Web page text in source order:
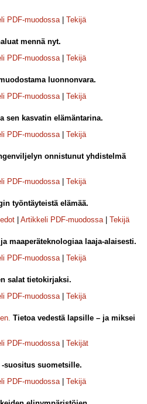
PDF-muodossa| Tekijä
mennä nyt.
PDF-muodossa| Tekijä
luonnonvara.
PDF-muodossa| Tekijä
sen kasvatin elämäntarina.
PDF-muodossa| Tekijä
onnistunut yhdistelmä
PDF-muodossa| Tekijä
työntäyteistä elämää.
Artikkeli PDF-muodossa| Tekijä
maaperäteknologiaa laaja-alaisesti.
PDF-muodossa| Tekijä
salat tietokirjaksi.
PDF-muodossa| Tekijä
. Tietoa vedestä lapsille – ja miksei
PDF-muodossa| Tekijät
-suositus suometsille.
PDF-muodossa| Tekijä